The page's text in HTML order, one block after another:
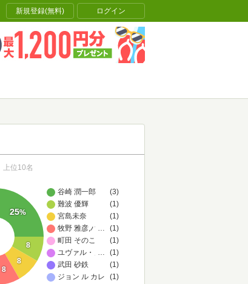
新規登録(無料) ログイン
谷崎 潤一郎
(3)
難波 優輝
(1)
宮島未奈
(1)
牧野 雅彦,ハンナ・アレント
(1)
…
町田 そのこ
(1)
ユヴァル・ノア・ハラリ
(1)
…
武田 砂鉄
(1)
ジョン ル カレ
(1)
25%
8
8
8
上位10名